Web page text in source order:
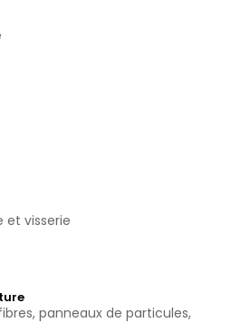
et visserie
panneaux de particules,